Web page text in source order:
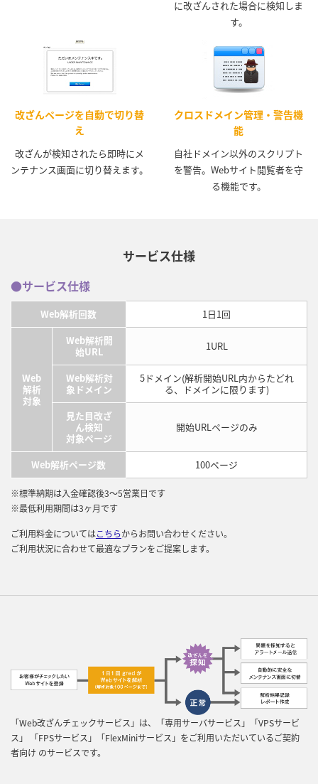
に改ざんされた場合に検知しま
す。
改ざんページを自動で切り替
え
改ざんが検知されたら即時にメ
ンテナンス画面に切り替えます。
クロスドメイン管理・警告機
能
自社ドメイン以外のスクリプト
を警告。Webサイト閲覧者を守
る機能です。
サービス仕様
●サービス仕様
Web解析回数 1日1回
Web
解析
対象
Web解析開
始URL
1URL
Web解析対
象ドメイン
5ドメイン(解析開始URL内からたどれ
る、ドメインに限ります)
見た目改ざ
ん検知
対象ページ
開始URLページのみ
Web解析ページ数 100ページ
※標準納期は入金確認後3～5営業日です
※最低利用期間は3ヶ月です
ご利用料金についてはこちらからお問い合わせください。
ご利用状況に合わせて最適なプランをご提案します。
「Web改ざんチェックサービス」は、「専用サーバサービス」「VPSサービ
ス」 「FPSサービス」「FlexMiniサービス」をご利用いただいているご契約
者向け のサービスです。